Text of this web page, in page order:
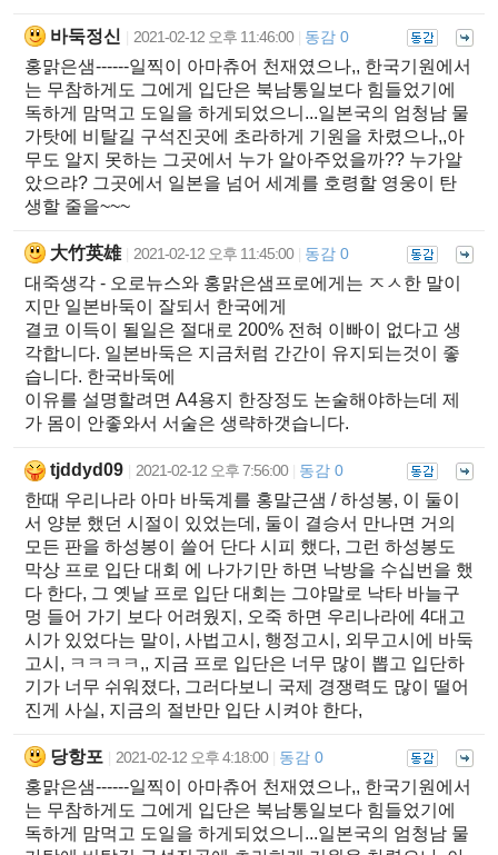
바둑정신 2021-02-12 오후 11:46:00 동감 0
홍맑은샘------일찍이 아마츄어 천재였으나,, 한국기원에서
는 무참하게도 그에게 입단은 북남통일보다 힘들었기에
독하게 맘먹고 도일을 하게되었으니...일본국의 엄청남 물
가탓에 비탈길 구석진곳에 초라하게 기원을 차렸으나,,아
무도 알지 못하는 그곳에서 누가 알아주었을까?? 누가알
았으랴? 그곳에서 일본을 넘어 세계를 호령할 영웅이 탄
생할 줄을~~~
大竹英雄 2021-02-12 오후 11:45:00 동감 0
대죽생각 - 오로뉴스와 홍맑은샘프로에게는 ㅈㅅ한 말이
지만 일본바둑이 잘되서 한국에게
결코 이득이 될일은 절대로 200% 전혀 이빠이 없다고 생
각합니다. 일본바둑은 지금처럼 간간이 유지되는것이 좋
습니다. 한국바둑에
이유를 설명할려면 A4용지 한장정도 논술해야하는데 제
가 몸이 안좋와서 서술은 생략하갯습니다.
tjddyd09 2021-02-12 오후 7:56:00 동감 0
한때 우리나라 아마 바둑계를 홍말근샘 / 하성봉, 이 둘이
서 양분 했던 시절이 있었는데, 둘이 결승서 만나면 거의
모든 판을 하성봉이 쓸어 단다 시피 했다, 그런 하성봉도
막상 프로 입단 대회 에 나가기만 하면 낙방을 수십번을 했
다 한다, 그 옛날 프로 입단 대회는 그야말로 낙타 바늘구
멍 들어 가기 보다 어려웠지, 오죽 하면 우리나라에 4대고
시가 있었다는 말이, 사법고시, 행정고시, 외무고시에 바둑
고시, ㅋㅋㅋㅋ,, 지금 프로 입단은 너무 많이 뽑고 입단하
기가 너무 쉬워졌다, 그러다보니 국제 경쟁력도 많이 떨어
진게 사실, 지금의 절반만 입단 시켜야 한다,
당항포 2021-02-12 오후 4:18:00 동감 0
홍맑은샘------일찍이 아마츄어 천재였으나,, 한국기원에서
는 무참하게도 그에게 입단은 북남통일보다 힘들었기에
독하게 맘먹고 도일을 하게되었으니...일본국의 엄청남 물